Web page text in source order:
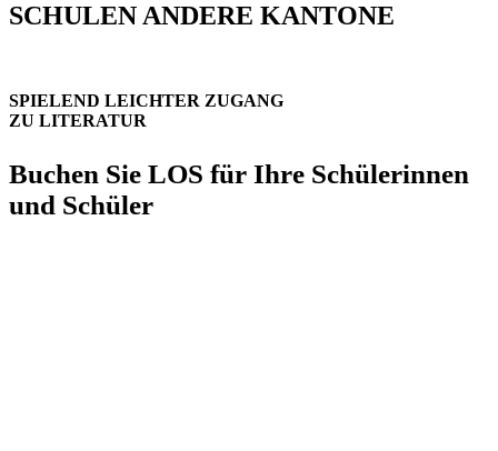
SCHULEN ANDERE KANTONE
SPIELEND LEICHTER ZUGANG
ZU LITERATUR
Buchen Sie LOS für Ihre Schü­lerin­nen
und Schüler